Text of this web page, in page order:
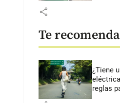
share
Te
¿Tiene
reglas